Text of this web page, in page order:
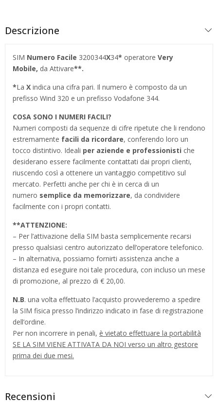
Descrizione
SIM Numero Facile 3200344X34* operatore Very
Mobile, da Attivare**.
*La X indica una cifra pari. Il numero è composto da un
prefisso Wind 320 e un prefisso Vodafone 344.
COSA SONO I NUMERI FACILI?
Numeri composti da sequenze di cifre ripetute che li rendono
estremamente facili da ricordare, conferendo loro un
tocco distintivo. Ideali per aziende e professionisti che
desiderano essere facilmente contattati dai propri clienti,
riuscendo così a ottenere un vantaggio competitivo sul
mercato. Perfetti anche per chi è in cerca di un
numero semplice da memorizzare, da condividere
facilmente con i propri contatti.
**ATTENZIONE:
– Per l’attivazione della SIM basta semplicemente recarsi
presso qualsiasi centro autorizzato dell’operatore telefonico.
– In alternativa, possiamo fornirti assistenza anche a
distanza ed eseguire noi tale procedura, con incluso un mese
di promozione, al prezzo di € 20,00.
N.B. una volta effettuato l’acquisto provvederemo a spedire
la SIM fisica presso l’indirizzo indicato in fase di registrazione
dell’ordine.
Per non incorrere in penali, è vietato effettuare la portabilità
SE LA SIM VIENE ATTIVATA DA NOI verso un altro gestore
prima dei due mesi.
Recensioni